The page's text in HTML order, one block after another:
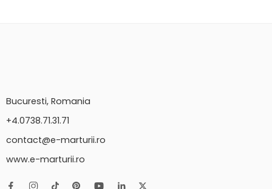
Bucuresti, Romania
+4.0738.71.31.71
contact@e-marturii.ro
www.e-marturii.ro